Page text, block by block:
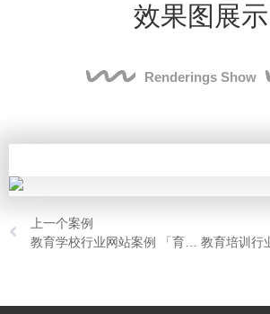
效果图展示
Renderings Show
上一个案例